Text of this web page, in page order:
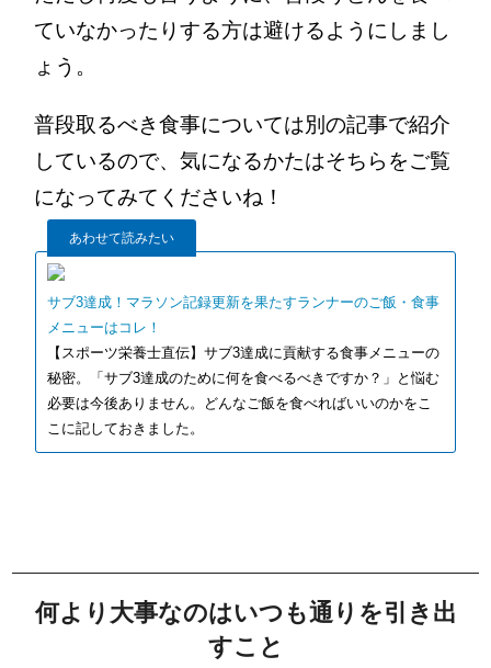
ていなかったりする方は避けるようにしまし
ょう。
普段取るべき食事については別の記事で紹介
しているので、気になるかたはそちらをご覧
になってみてくださいね！
あわせて読みたい
サブ3達成！マラソン記録更新を果たすランナーのご飯・食事
メニューはコレ！
【スポーツ栄養士直伝】サブ3達成に貢献する食事メニューの
秘密。「サブ3達成のために何を食べるべきですか？」と悩む
必要は今後ありません。どんなご飯を食べればいいのかをこ
こに記しておきました。
何より大事なのはいつも通りを引き出
すこと